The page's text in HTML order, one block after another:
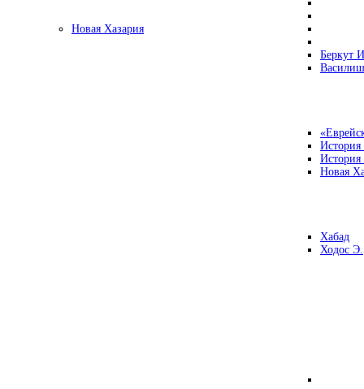
Новая Хазария
Беркут
Новая
Хабад
Ходос Э.